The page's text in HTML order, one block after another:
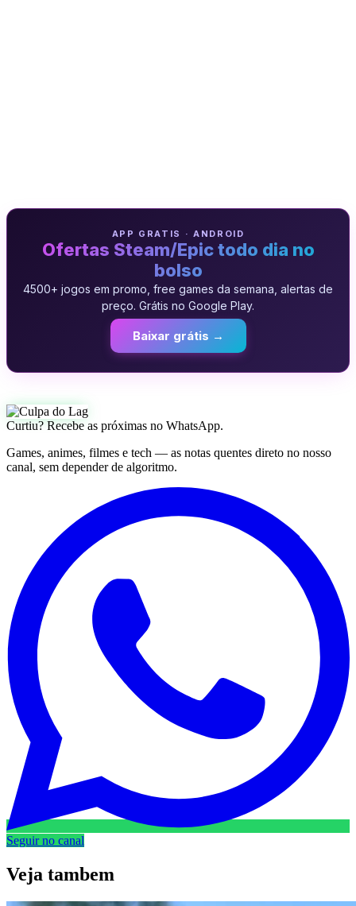
APP GRATIS · ANDROID
Ofertas Steam/Epic todo dia no
bolso
4500+ jogos em promo, free games da semana, alertas de
preço. Grátis no Google Play.
Baixar grátis →
Curtiu? Recebe as próximas no WhatsApp.
Games, animes, filmes e tech — as notas quentes direto no nosso
canal, sem depender de algoritmo.
Seguir no canal
Veja tambem